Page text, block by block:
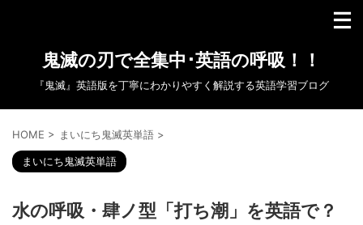
鬼滅の刃で全集中･英語の呼吸！！
『鬼滅』英語版を丁寧にわかりやすく解説する英語学習ブログ
HOME > まいにち鬼滅英単語 >
まいにち鬼滅英単語
水の呼吸・肆ノ型「打ち潮」を英語で？